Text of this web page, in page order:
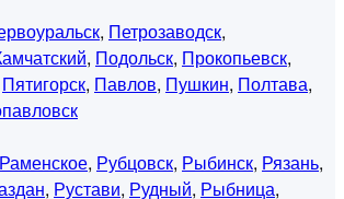
, Петрозаводск,
, Подольск, Прокопьевск,
Пятигорск, Павлов, Пушкин, Полтава,
Раменское, Рубцовск, Рыбинск, Рязань,
, Рустави, Рудный, Рыбница,